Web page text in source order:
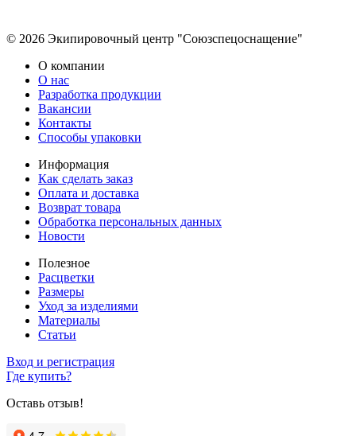
© 2026 Экипировочный центр "Союзспецоснащение"
О компании
О нас
Разработка продукции
Вакансии
Контакты
Способы упаковки
Информация
Как сделать заказ
Оплата и доставка
Возврат товара
Обработка персональных данных
Новости
Полезное
Расцветки
Размеры
Уход за изделиями
Материалы
Статьи
Вход и регистрация
Где купить?
Оставь отзыв!